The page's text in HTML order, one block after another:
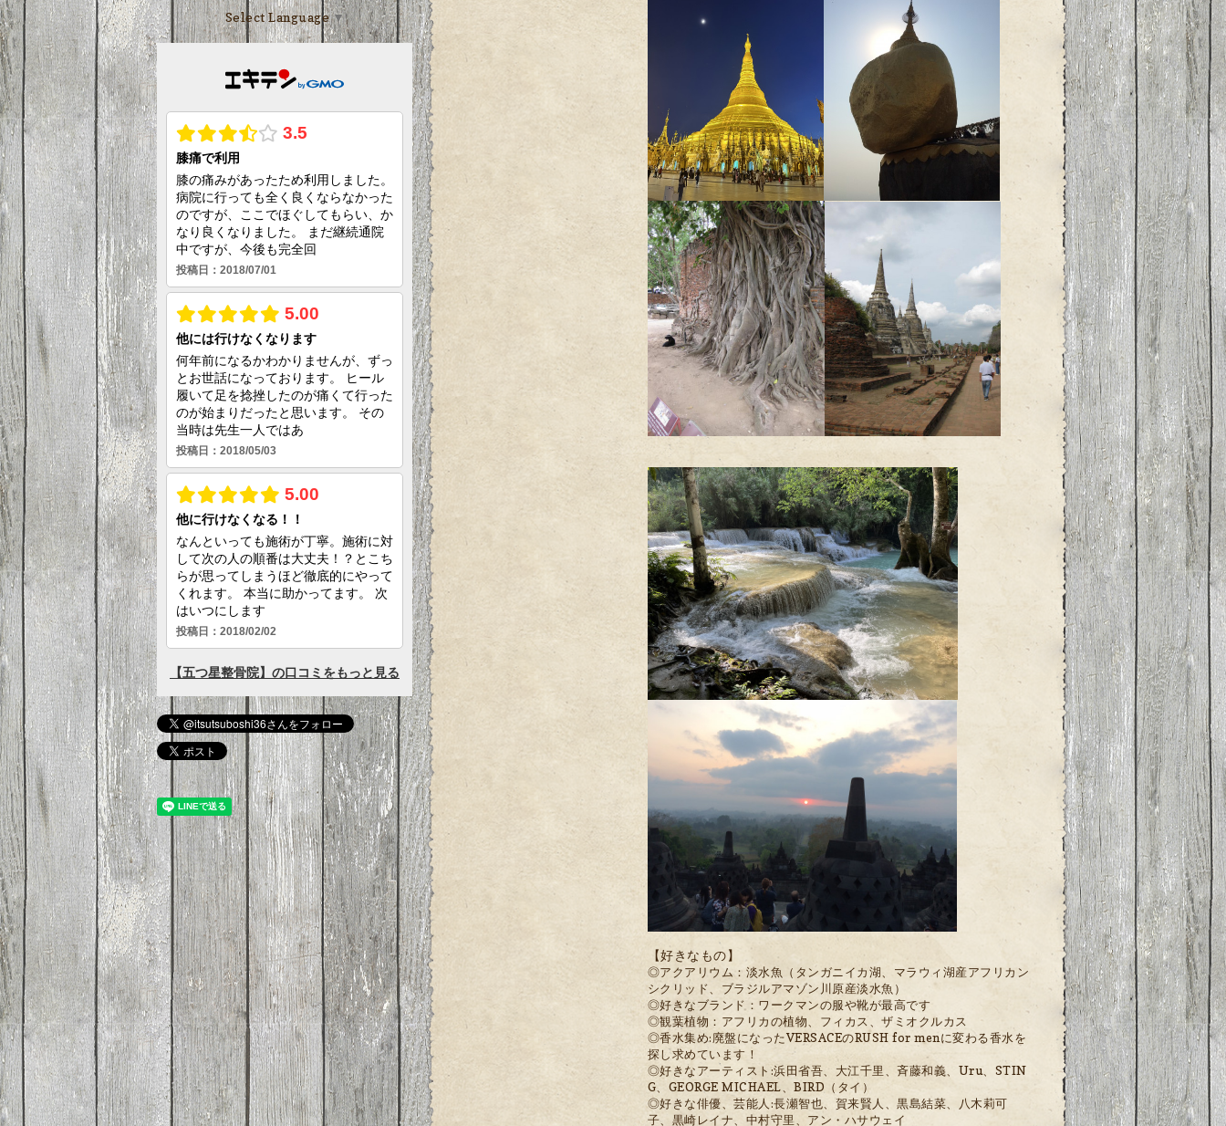
【好きなもの】
◎アクアリウム：淡水魚（タンガニイカ湖、マラウィ湖産アフリカン
シクリッド、ブラジルアマゾン川原産淡水魚）
◎好きなブランド：ワークマンの服や靴が最高です
◎観葉植物：アフリカの植物、フィカス、ザミオクルカス
◎香水集め:廃盤になったVERSACEのRUSH for menに変わる香水を
探し求めています！
◎好きなアーテ ィスト:浜田省吾、大江千里、斉藤和義、Uru、STIN
G、GEORGE MICHAEL、BIRD（タイ）
◎好きな俳優、芸能人:長瀬智也、賀来賢人、黒島結菜、八木莉可
子、黒崎レイナ、中村守里、アン・ハサウェイ
Select Language▼